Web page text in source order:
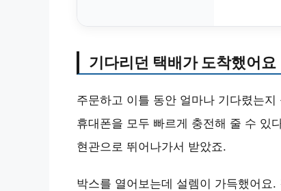
기다리던 택배가 도착했어요
주문하고 이틀 동안 얼마나 기다렸는
휴대폰을 모두 빠르게 충전해 줄 수 있
현관으로 뛰어나가서 받았죠.
박스를 열어보는데 설렘이 가득했어요